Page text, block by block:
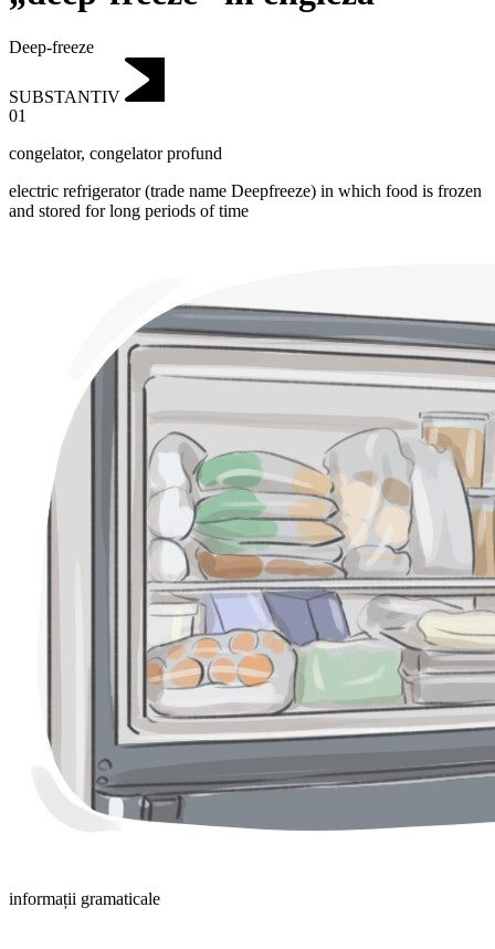
Deep-freeze
SUBSTANTIV
01
congelator, congelator profund
electric refrigerator (trade name Deepfreeze) in which food is frozen
and stored for long periods of time
informații gramaticale